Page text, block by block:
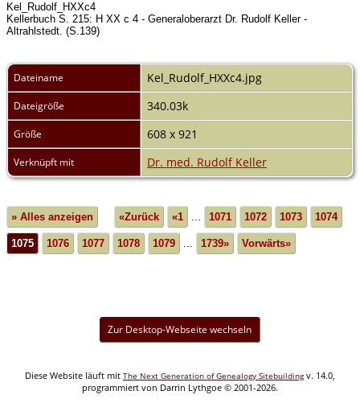
Kel_Rudolf_HXXc4
Kellerbuch S. 215: H XX c 4 - Generaloberarzt Dr. Rudolf Keller -
Altrahlstedt. (S.139)
Dateiname Kel_Rudolf_HXXc4.jpg
Dateigröße 340.03k
Größe 608 x 921
Verknüpft mit Dr. med. Rudolf Keller
» Alles anzeigen «Zurück «1 ... 1071 1072 1073 1074
1075 1076 1077 1078 1079 ... 1739» Vorwärts»
Zur Desktop-Webseite wechseln
Diese Website läuft mit The Next Generation of Genealogy Sitebuildingv. 14.0,
programmiert von Darrin Lythgoe © 2001-2026.